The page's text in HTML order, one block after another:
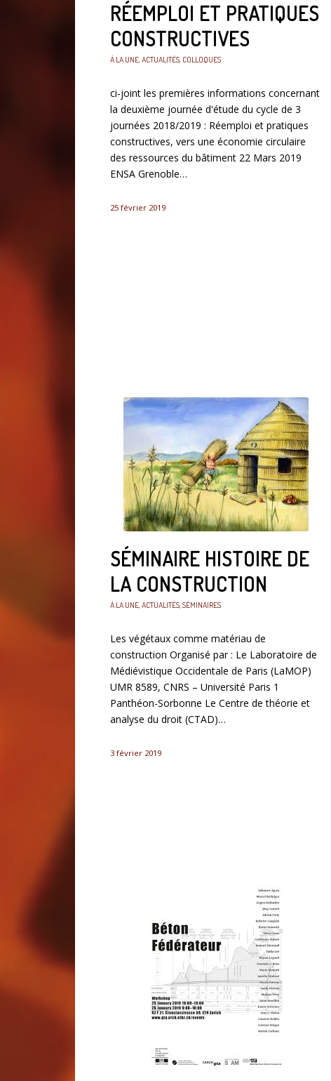
RÉEMPLOI ET PRATIQUES
CONSTRUCTIVES
À LA UNE, ACTUALITÉS, COLLOQUES
ci-joint les premières informations concernant
la deuxième journée d'étude du cycle de 3
journées 2018/2019 : Réemploi et pratiques
constructives, vers une économie circulaire
des ressources du bâtiment 22 Mars 2019
ENSA Grenoble…
25 février 2019
SÉMINAIRE HISTOIRE DE
LA CONSTRUCTION
À LA UNE, ACTUALITÉS, SÉMINAIRES
Les végétaux comme matériau de
construction Organisé par : Le Laboratoire de
Médiévistique Occidentale de Paris (LaMOP)
UMR 8589, CNRS – Université Paris 1
Panthéon-Sorbonne Le Centre de théorie et
analyse du droit (CTAD)…
3 février 2019